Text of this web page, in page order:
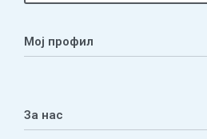
Мој профил
Листа на желби
За нас